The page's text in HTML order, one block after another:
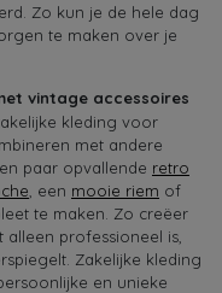
Zo kun je de hele dag
te maken over je
vintage accessoires
kleding voor
met andere
paar opvallende retro
, een mooie riem of
te maken. Zo creëer
professioneel is,
Zakelijke kleding
en unieke